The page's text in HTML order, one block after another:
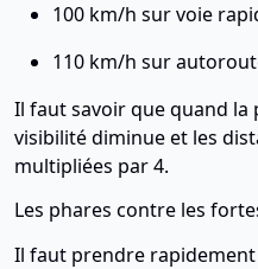
100 km/h sur voie
110 km/h sur
Il faut savoir que quand
visibilité diminue et les
multipliées par 4.
Les phares contre les
Il faut prendre rapidement